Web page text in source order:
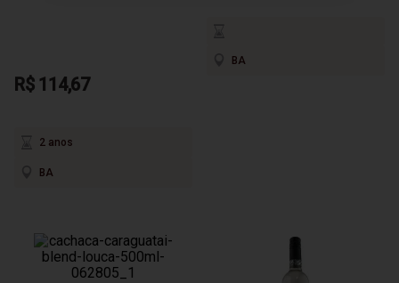
R$ 114,67
2 anos
BA
BA